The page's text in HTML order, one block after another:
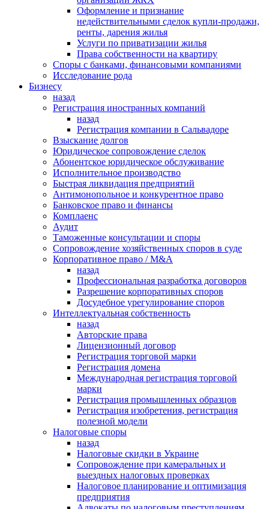
Оформление и признание
недействительными сделок купли-продажи,
ренты, дарения жилья
Услуги по приватизации жилья
Права собственности на квартиру
Cпоры с банками, финансовыми компаниями
Исследование рода
Бизнесу
назад
Регистрация иностранных компаний
назад
Регистрация компании в Сальвадоре
Взыскание долгов
Юридическое сопровождение сделок
Абонентское юридическое обслуживание
Исполнительное производство
Быстрая ликвидация предприятий
Антимонопольное и конкурентное право
Банковское право и финансы
Комплаенс
Аудит
Таможенные консультации и споры
Сопровождение хозяйственных споров в суде
Корпоративное право / M&A
назад
Профессиональная разработка договоров
Разрешение корпоративных споров
Досудебное урегулирование споров
Интеллектуальная собственность
назад
Авторские права
Лицензионный договор
Регистрация торговой марки
Регистрация домена
Международная регистрация торговой
марки
Регистрация промышленных образцов
Регистрация изобретения, регистрация
полезной модели
Налоговые споры
назад
Налоговые скидки в Украине
Сопровождение при камеральных и
выездных налоговых проверках
Налоговое планирование и оптимизация
предприятия